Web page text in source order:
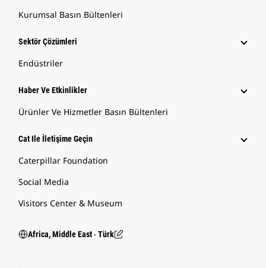
Kurumsal Basın Bültenleri
Sektör Çözümleri
Endüstriler
Haber Ve Etkinlikler
Ürünler Ve Hizmetler Basın Bültenleri
Cat Ile İletişime Geçin
Caterpillar Foundation
Social Media
Visitors Center & Museum
Africa, Middle East ‧ Türk